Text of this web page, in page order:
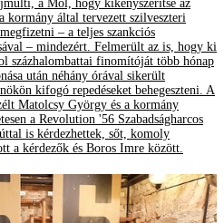
a Mol, hogy kikényszerítse az
kormány által tervezett szilveszteri
– a teljes szankciós
– mindezért. Felmerült az is, hogy ki
százhalombattai finomítóját több hónap
után néhány órával sikerült
kifogó repedéseket behegeszteni. A
Matolcsy György és a kormány
a Revolution '56 Szabadságharcos
is kérdezhettek, sőt, komoly
a kérdezők és Boros Imre között.